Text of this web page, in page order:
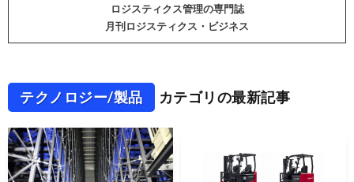
ロジスティクス管理の専門誌
月刊ロジスティクス・ビジネス
テクノロジー/製品 カテゴリの最新記事